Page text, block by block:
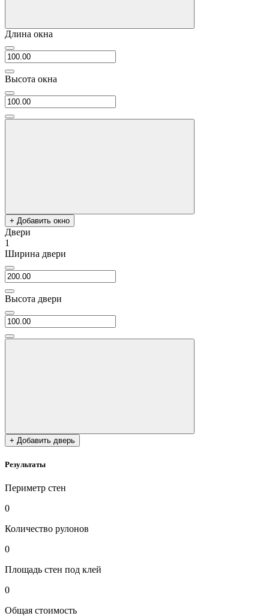
Длина окна
Высота окна
+ Добавить окно
Двери
1
Ширина двери
Высота двери
+ Добавить дверь
Результаты
Периметр стен
0
Количество рулонов
0
Площадь стен под клей
0
Общая стоимость